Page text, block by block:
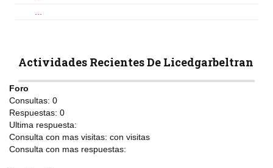
Actividades Recientes De Licedgarbeltran
Foro
Consultas: 0
Respuestas: 0
Ultima respuesta:
Consulta con mas visitas: con visitas
Consulta con mas respuestas: